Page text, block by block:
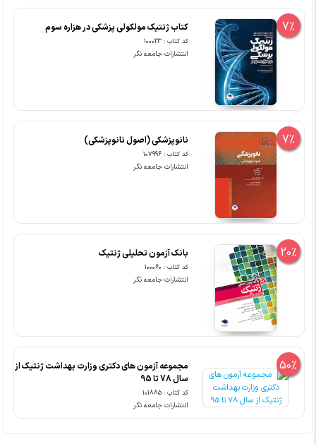
7% کتاب ژنتیک مولکولی پزشکی در هزاره سوم
کد کتاب : 100023
انتشارات جامعه نگر
7% نانوپزشکی (اصول نانوپزشکی)
کد کتاب : 107996
انتشارات جامعه نگر
20% بانک آزمون تحلیلی ژنتیک
کد کتاب : 100060
انتشارات جامعه نگر
50%
مجموعه آزمون های دکتری وزارت بهداشت ژنتیک از
سال 78 تا 95
کد کتاب : 101885
انتشارات جامعه نگر